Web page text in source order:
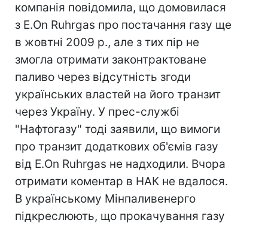
компанія повідомила, що домовилася
з E.On Ruhrgas про постачання газу ще
в жовтні 2009 р., але з тих пір не
змогла отримати законтрактоване
паливо через відсутність згоди
українських властей на його транзит
через Україну. У прес-службі
"Нафтогазу" тоді заявили, що вимоги
про транзит додаткових об'ємів газу
від E.On Ruhrgas не надходили. Вчора
отримати коментар в НАК не вдалося.
В українському Мінпаливенерго
підкреслюють, що прокачування газу